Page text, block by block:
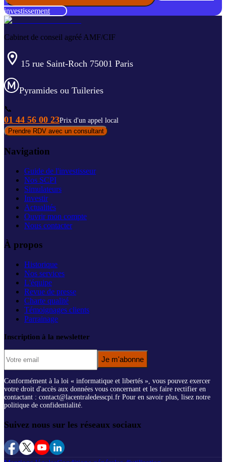
investissement
Cabinet de conseil agréé AMF/CIF
15 rue Saint-Roch 75001 Paris
Pyramides ou Tuileries
📞
01 44 56 00 23Prix d'un appel local
Prendre RDV avec un consultant
Navigation
Guide de l'investisseur
Nos SCPI
Simulateurs
Investir
Actualités
Ouvrir mon compte
Nous contacter
À propos
Historique
Nos services
L'équipe
Revue de presse
Charte qualité
Témoignages clients
Parrainage
Inscription à la newsletter
Je m'abonne
Conformément à la loi « informatique et libertés », vous pouvez exercer
votre droit d'accès aux données vous concernant et les faire rectifier en
contactant : contact@lacentraledesscpi.fr Pour en savoir plus, lisez notre
politique de confidentialité.
Suivez nous sur les réseaux sociaux